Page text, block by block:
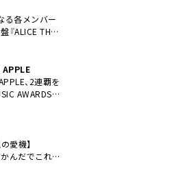
る各メンバー
『ALICE THE
』リリー
APPLE
、2連覇を
AWARDS
の「クスシ
愛機】
んだでこれが